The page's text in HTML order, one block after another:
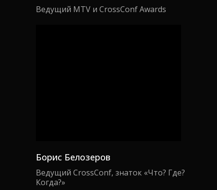
Борис Белозеров
Ведущий CrossConf, знаток «Что? Где?
Когда?»
Ведущий MTV и CrossConf Awards